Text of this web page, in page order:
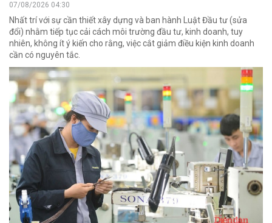
07/08/2026 04:30
Nhất trí với sự cần thiết xây dựng và ban hành Luật Đầu tư (sửa
đổi) nhằm tiếp tục cải cách môi trường đầu tư, kinh doanh, tuy
nhiên, không ít ý kiến cho rằng, việc cắt giảm điều kiện kinh doanh
cần có nguyên tắc.